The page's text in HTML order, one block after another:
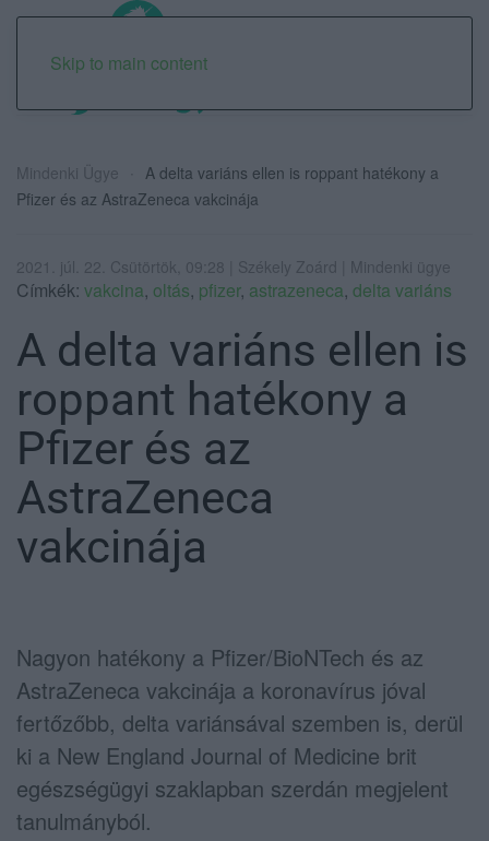
Skip to main content
Mindenki Ügye
A delta variáns ellen is roppant hatékony a
Pfizer és az AstraZeneca vakcinája
2021. júl. 22. Csütörtök, 09:28 | Székely Zoárd | Mindenki ügye
Címkék: vakcina, oltás, pfizer, astrazeneca, delta variáns
A delta variáns ellen is
roppant hatékony a
Pfizer és az
AstraZeneca
vakcinája
Nagyon hatékony a Pfizer/BioNTech és az
AstraZeneca vakcinája a koronavírus jóval
fertőzőbb, delta variánsával szemben is, derül
ki a New England Journal of Medicine brit
egészségügyi szaklapban szerdán megjelent
tanulmányból.